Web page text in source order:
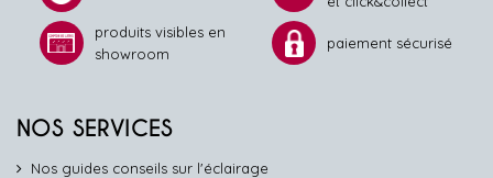
produits visibles en
showroom
paiement sécurisé
NOS SERVICES
Nos guides conseils sur l'éclairage